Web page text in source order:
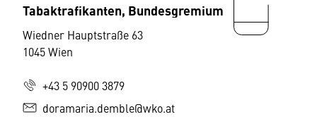
Tabaktrafikanten, Bundesgremium
Wiedner Hauptstraße 63
1045 Wien
+43 5 90900 3879
doramaria.demble@wko.at